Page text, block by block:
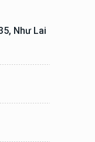
Như Lai